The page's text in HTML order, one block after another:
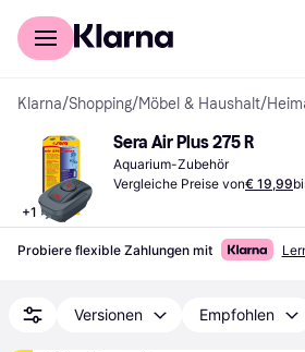
Für Shopper
Klarna/Shopping/Möbel & Haushalt/
+1
Sera Air Plus 275 R
Aquarium-Zubehör
Vergleiche Preise von€ 19,99
Probiere flexible Zahlungen mit
Versionen Empfohlen